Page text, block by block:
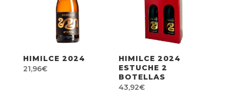
HIMILCE 2024
21,96€
HIMILCE 2024
ESTUCHE 2
BOTELLAS
43,92€